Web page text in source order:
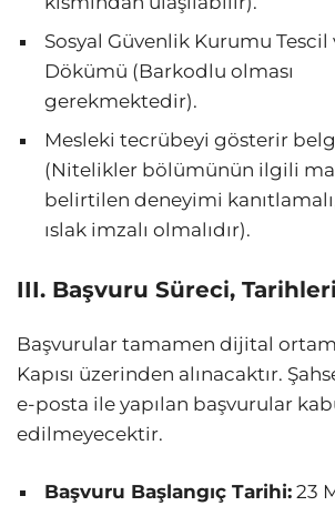
Sosyal Güvenlik Kurumu
Dökümü (Barkodlu olması
gerekmektedir).
Mesleki tecrübeyi gösterir
(Nitelikler bölümünün ilgili
belirtilen deneyimi
ıslak imzalı olmalıdır).
III. Başvuru Süreci,
Başvurular tamamen dijital
Kapısı üzerinden alınacaktır.
e-posta ile yapılan başvurular
edilmeyecektir.
Başvuru Başlangıç Tarihi: 23